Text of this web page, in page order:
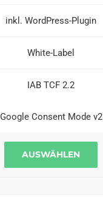
inkl. WordPress-Plugin
White-Label
IAB TCF 2.2
Google Consent Mode v2
AUSWÄHLEN